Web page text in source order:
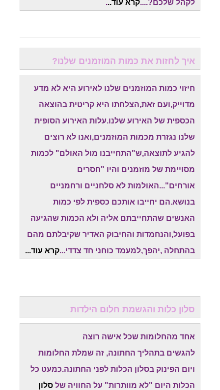
לקהל שלכם?....קרא עוד...
איך לחזות את כמות המוזמנים שלנו?
חיזוי כמות המוזמנים שלנו לאירוע היא לא מדע
מדוייק,ועם זאת,הצלחתו היא קריטית בהוצאה
הכספית של האירוע שלנו.עלות האירוע הסופית
שלנו נגזרת מכמות המוזמנים,ואנו לא רוצים
להגיע לתוצאה,ש"התחייבנו מול האולם" לכמות
מסויימת של מוזמנים והיו "חסרים
אורחים"...האולמות לא סלחניים ורחמניים
בנושא.הם יחייבו אותכם כספית לפי כמות
האנשים שהתחייבתם אליה ולא הכמות שהגיעה
בפועל,והנחמדות והחיבוק האדיר שקיבלתם מהם
בהתחלה ,יהפך,למעמד כוחני חד צדדי...קרא עוד...
סלון כלות והגשמת חלום הילדות
אחד מהחלומות שכל אישה רוצה
להגשים בתהליך החתונה, זה שמלת החלומות
ויום הפינוק בסלון הכלות לפני החתונה.כמעט כל
הכלות היום "לא מוותרות" על החוויה של סלון